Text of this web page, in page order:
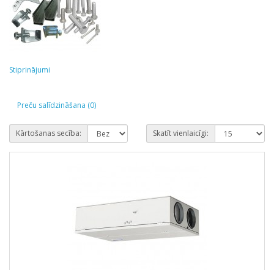
Stiprinājumi
Preču salīdzināšana (0)
Kārtošanas secība: Skatīt vienlaicīgi: